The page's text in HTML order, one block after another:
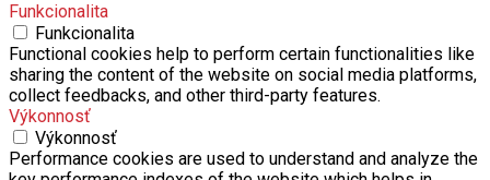
Funkcionalita
Funkcionalita
Functional cookies help to perform certain functionalities like
sharing the content of the website on social media platforms,
collect feedbacks, and other third-party features.
Výkonnosť
Výkonnosť
Performance cookies are used to understand and analyze the